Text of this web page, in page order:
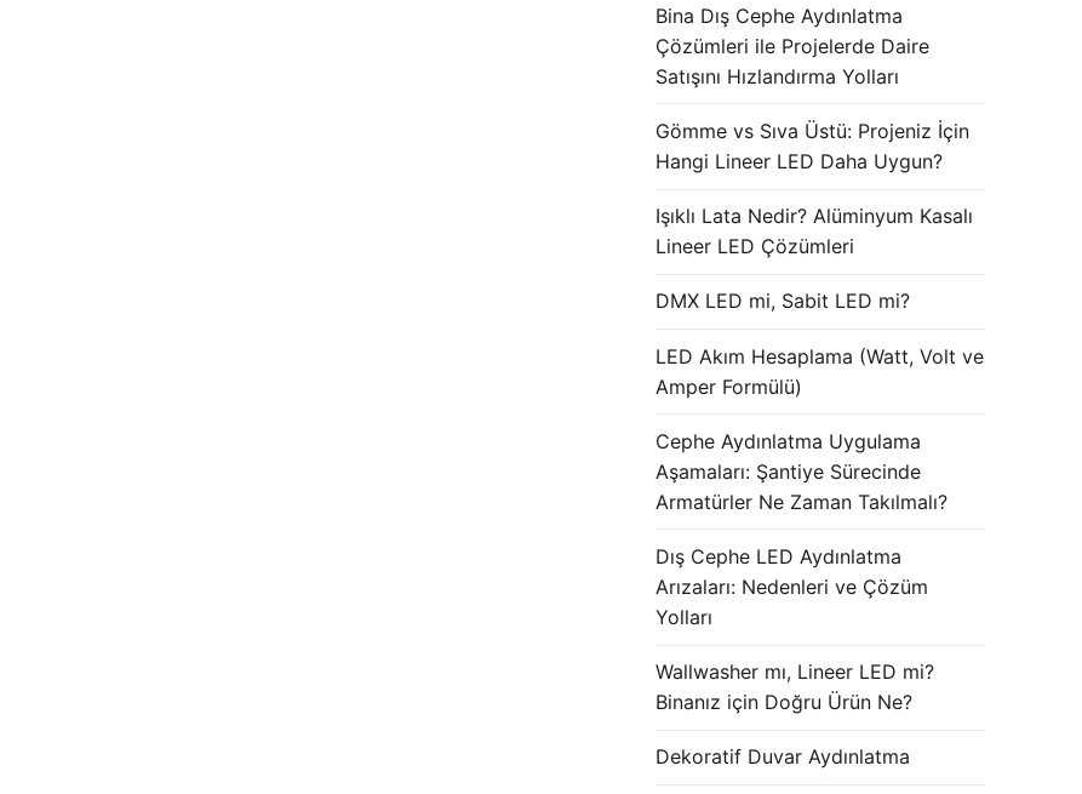
Bina Dış Cephe Aydınlatma
Çözümleri ile Projelerde Daire
Satışını Hızlandırma Yolları
Gömme vs Sıva Üstü: Projeniz İçin
Hangi Lineer LED Daha Uygun?
Işıklı Lata Nedir? Alüminyum Kasalı
Lineer LED Çözümleri
DMX LED mi, Sabit LED mi?
LED Akım Hesaplama (Watt, Volt ve
Amper Formülü)
Cephe Aydınlatma Uygulama
Aşamaları: Şantiye Sürecinde
Armatürler Ne Zaman Takılmalı?
Dış Cephe LED Aydınlatma
Arızaları: Nedenleri ve Çözüm
Yolları
Wallwasher mı, Lineer LED mi?
Binanız için Doğru Ürün Ne?
Dekoratif Duvar Aydınlatma